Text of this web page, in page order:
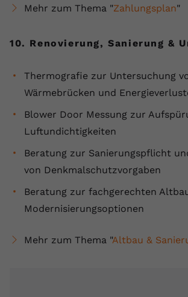
Mehr zum Thema "Zahlungsplan"
10. Renovierung, Sanierung &
Thermografie zur Untersuchung
Wärmebrücken und
Blower Door Messung zur
Luftundichtigkeiten
Beratung zur Sanierungspflicht
von Denkmalschutzvorgaben
Beratung zur fachgerechten
Modernisierungsoptionen
Mehr zum Thema "Altbau &